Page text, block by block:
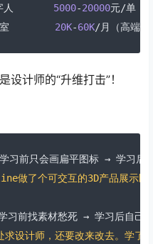
5000-20000元/单（
20K-60K/月（高端定
计师的“升维打击”！
学习前只会画扁平图标 → 学习后
做了个可交互的3D产品展示区
习前找素材愁死 → 学习后自己
求设计师，还要改来改去。学